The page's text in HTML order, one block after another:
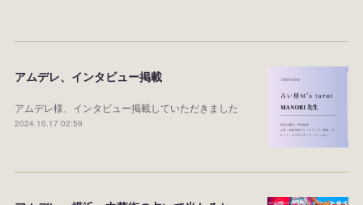
アムデレ、インタビュー掲載
アムデレ様、インタビュー掲載していただきました
2024.10.17 02:59